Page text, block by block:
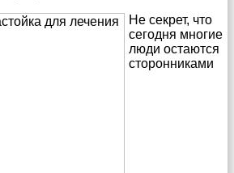
Не секрет, что
сегодня многие
люди остаются
сторонниками